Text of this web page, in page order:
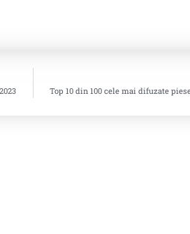
Top 10 din 100 cele mai difuzate